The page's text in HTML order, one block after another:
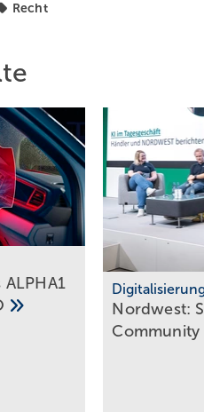
Recht
Nordwest:
Community